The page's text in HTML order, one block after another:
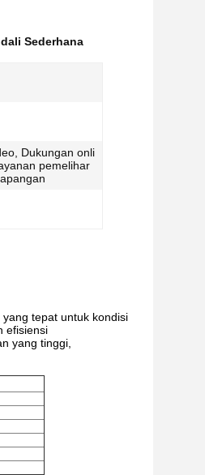
Sederhana
Dukungan onli
pemelihar
tepat untuk kondisi
efisiensi
yang tinggi,